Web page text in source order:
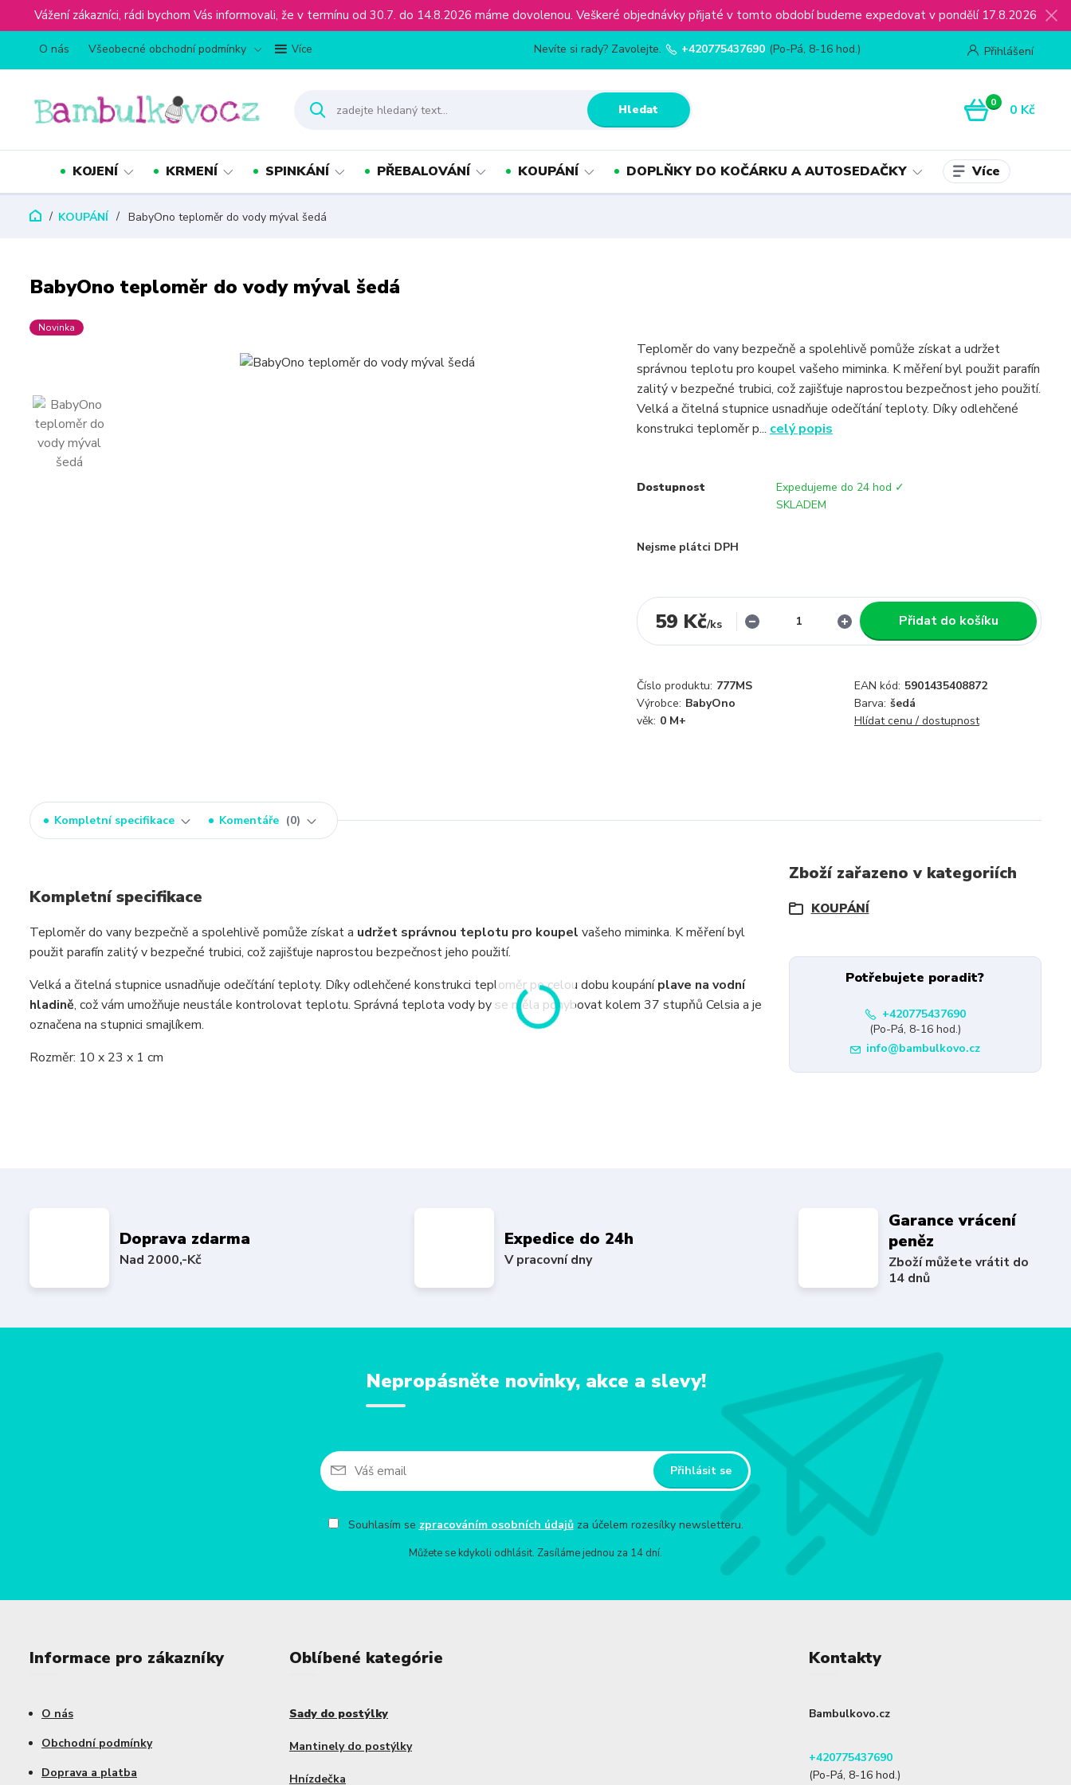
Vážení zákazníci, rádi bychom Vás informovali, že v termínu od 30.7. do 14.8.2026 máme dovolenou. Veškeré objednávky přijaté v tomto období budeme expedovat v pondělí 17.8.2026
O nás Všeobecné obchodní podmínky Více Přihlášení
Hledat
Nevíte si rady? Zavolejte. +420775437690 (Po-Pá, 8-16 hod.)
0 0 Kč
KOJENÍ KRMENÍ SPINKÁNÍ PŘEBALOVÁNÍ KOUPÁNÍ DOPLŇKY DO KOČÁRKU A AUTOSEDAČKY Více
KOUPÁNÍ BabyOno teploměr do vody mýval šedá
BabyOno teploměr do vody mýval šedá
Novinka
Teploměr do vany bezpečně a spolehlivě pomůže získat a udržet
správnou teplotu pro koupel vašeho miminka. K měření byl použit parafín
zalitý v bezpečné trubici, což zajišťuje naprostou bezpečnost jeho použití.
Velká a čitelná stupnice usnadňuje odečítání teploty. Díky odlehčené
konstrukci teploměr p... celý popis
Dostupnost
Expedujeme do 24 hod ✓
SKLADEM
Nejsme plátci DPH
59 Kč/ks Přidat do košíku
Číslo produktu: 777MS EAN kód: 5901435408872
Výrobce: BabyOno Barva: šedá
věk: 0 M+ Hlídat cenu / dostupnost
Kompletní specifikace Komentáře 0
Kompletní specifikace
Teploměr do vany bezpečně a spolehlivě pomůže získat a udržet správnou teplotu pro koupel vašeho miminka. K měření byl
použit parafín zalitý v bezpečné trubici, což zajišťuje naprostou bezpečnost jeho použití.
Velká a čitelná stupnice usnadňuje odečítání teploty. Díky odlehčené konstrukci teploměr po celou dobu koupáníplave na vodní
hladině, což vám umožňuje neustále kontrolovat teplotu. Správná teplota vody by se měla pohybovat kolem 37 stupňů Celsia a je
označena na stupnici smajlíkem.
Rozměr: 10 x 23 x 1 cm
Zboží zařazeno v kategoriích
KOUPÁNÍ
Potřebujete poradit?
+420775437690
(Po-Pá, 8-16 hod.)
info@bambulkovo.cz
Doprava zdarma
Nad 2000,-Kč
Expedice do 24h
V pracovní dny
Garance vrácení
peněz
Zboží můžete vrátit do
14 dnů
Nepropásněte novinky, akce a slevy!
Přihlásit se
Souhlasím se zpracováním osobních údajůza účelem rozesílky newsletteru.
Můžete se kdykoli odhlásit. Zasíláme jednou za 14 dní.
Informace pro zákazníky
O nás
Obchodní podmínky
Doprava a platba
Oblíbené kategórie
Sady do postýlky
Mantinely do postýlky
Hnízdečka
Kontakty
Bambulkovo.cz
+420775437690
(Po-Pá, 8-16 hod.)